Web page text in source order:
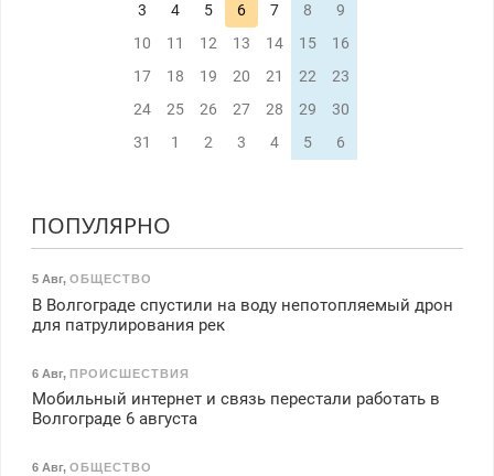
3
4 5 6 7 8
9
10
11 12 13 14 15
16
17
18 19 20 21 22
23
24
25 26 27 28 29
30
31
1 2 3 4 5 6
ПОПУЛЯРНО
5 Авг, ОБЩЕСТВО
В Волгограде спустили на воду непотопляемый дрон
для патрулирования рек
6 Авг, ПРОИСШЕСТВИЯ
Мобильный интернет и связь перестали работать в
Волгограде 6 августа
6 Авг, ОБЩЕСТВО